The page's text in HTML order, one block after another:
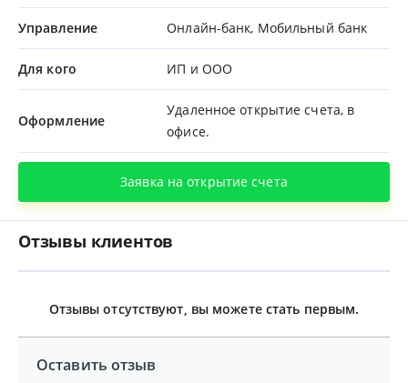
Управление Онлайн-банк, Мобильный банк
Для кого ИП и ООО
Оформление
Удаленное открытие счета, в
офисе.
Заявка на открытие счета
Отзывы клиентов
Отзывы отсутствуют, вы можете стать первым.
Оставить отзыв